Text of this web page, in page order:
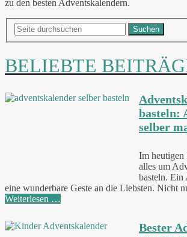
zu den besten Adventskalendern.
Suchen
BELIEBTE
basteln:
selber
Im heutigen
alles um
basteln. Ein
eine wunderbare Geste an die Liebsten. Nicht
Weiterlesen …
Bester